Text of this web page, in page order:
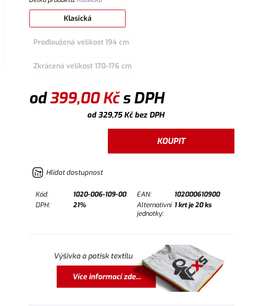
Klasická
Prodloužená velikost 194 cm
Zkrácená velikost 170-176 cm
od399,00Kčs DPH
od329,75Kčbez DPH
KOUPIT
Hlídat dostupnost
Kód: 1020-006-109-00 EAN:
102000610900
DPH:
21%
Alternativní
jednotky:
1krt je20ks